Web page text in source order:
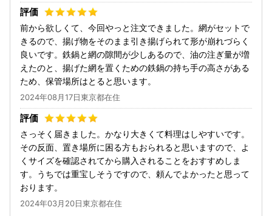
前から欲しくて、今回やっと注文できました。網がセットで
きるので、揚げ物をそのまま引き揚げられて形が崩れづらく
良いです。鉄鍋と網の隙間が少しあるので、油の注ぎ量が増
えたのと、揚げた網を置くための鉄鍋の持ち手の高さがある
ため、保管場所はとると思います。
2024年08月17日東京都在住
さっそく届きました。かなり大きくて料理はしやすいです。
その反面、置き場所に困る方もおられると思いますので、よ
くサイズを確認されてから購入されることをおすすめしま
す。うちでは重宝しそうですので、頼んでよかったと思って
おります。
2024年03月20日東京都在住